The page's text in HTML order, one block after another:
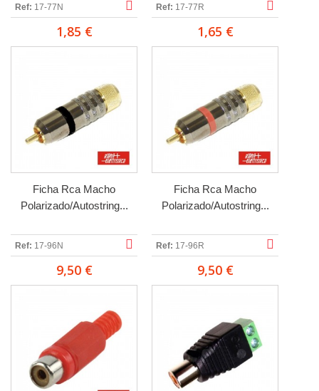
Ref: 17-77N
1,85 €
Ref: 17-77R
1,65 €
Ficha Rca Macho
Polarizado/Autostring...
Ref: 17-96N
9,50 €
Ficha Rca Macho
Polarizado/Autostring...
Ref: 17-96R
9,50 €